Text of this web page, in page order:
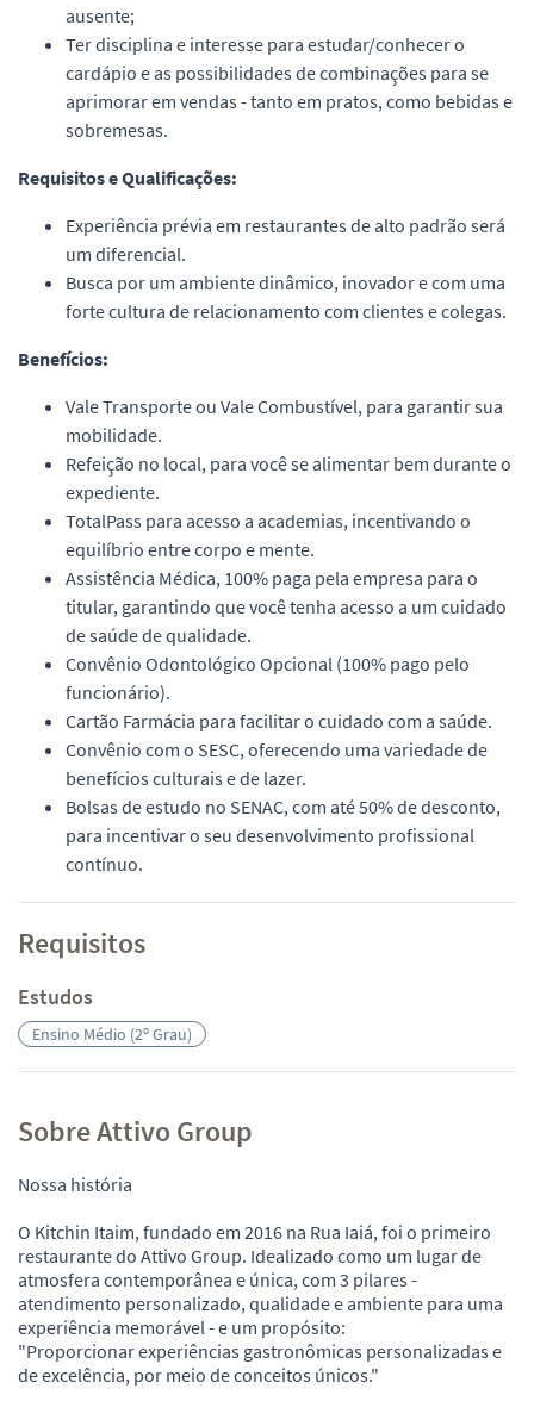
ausente;
Ter disciplina e interesse para estudar/conhecer o
cardápio e as possibilidades de combinações para se
aprimorar em vendas - tanto em pratos, como bebidas e
sobremesas.
Requisitos e Qualificações:
Experiência prévia em restaurantes de alto padrão será
um diferencial.
Busca por um ambiente dinâmico, inovador e com uma
forte cultura de relacionamento com clientes e colegas.
Benefícios:
Vale Transporte ou Vale Combustível, para garantir sua
mobilidade.
Refeição no local, para você se alimentar bem durante o
expediente.
TotalPass para acesso a academias, incentivando o
equilíbrio entre corpo e mente.
Assistência Médica, 100% paga pela empresa para o
titular, garantindo que você tenha acesso a um cuidado
de saúde de qualidade.
Convênio Odontológico Opcional (100% pago pelo
funcionário).
Cartão Farmácia para facilitar o cuidado com a saúde.
Convênio com o SESC, oferecendo uma variedade de
benefícios culturais e de lazer.
Bolsas de estudo no SENAC, com até 50% de desconto,
para incentivar o seu desenvolvimento profissional
contínuo.
Requisitos
Estudos
Ensino Médio (2º Grau)
Sobre Attivo Group
Nossa história
O Kitchin Itaim, fundado em 2016 na Rua Iaiá, foi o primeiro
restaurante do Attivo Group. Idealizado como um lugar de
atmosfera contemporânea e única, com 3 pilares -
atendimento personalizado, qualidade e ambiente para uma
experiência memorável - e um propósito:
"Proporcionar experiências gastronômicas personalizadas e
de excelência, por meio de conceitos únicos."